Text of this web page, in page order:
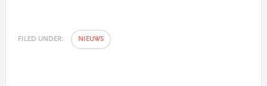
FILED UNDER: NIEUWS